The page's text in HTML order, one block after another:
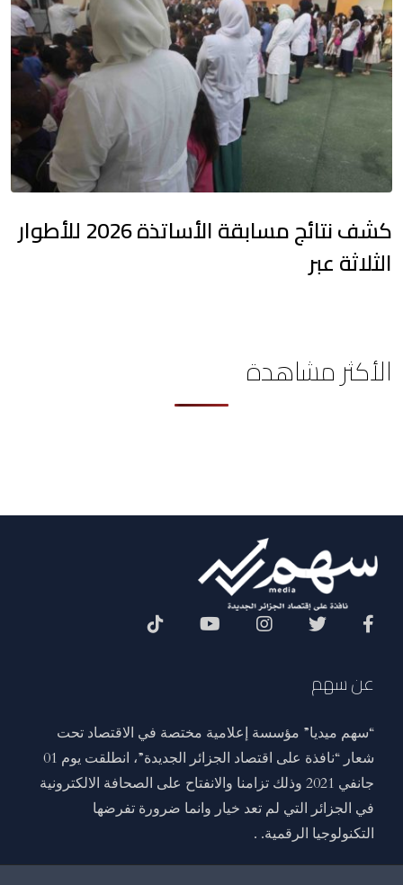
كشف نتائج مسابقة الأساتذة 2026 للأطوار
الثلاثة عبر
الأكثر مشاهدة
عن سهم
“سهم ميديا” مؤسسة إعلامية مختصة في الاقتصاد تحت
شعار “نافذة على اقتصاد الجزائر الجديدة”، انطلقت يوم 01
جانفي 2021 وذلك تزامنا والانفتاح على الصحافة الالكترونية
في الجزائر التي لم تعد خيار وانما ضرورة تفرضها
التكنولوجيا الرقمية. .